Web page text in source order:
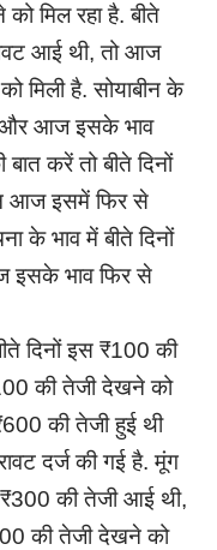
मिल रहा है. बीते
आई थी, तो आज
मिली है. सोयाबीन के
और आज इसके भाव
करें तो बीते दिनों
आज इसमें फिर से
के भाव में बीते दिनों
इसके भाव फिर से
दिनों इस ₹100 की
की तेजी देखने को
की तेजी हुई थी
दर्ज की गई है. मूंग
₹300 की तेजी आई थी,
की तेजी देखने को